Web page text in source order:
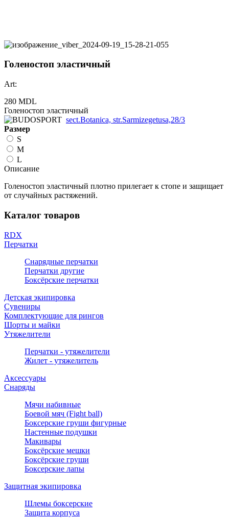
Голеностоп эластичный
Art:
280 MDL
Голеностоп эластичный
sect.Botanica, str.Sarmizegetusa,28/3
Размер
S
M
L
Описание
Голеностоп эластичный плотно прилегает к стопе и защищает
от случайных растяжений.
Каталог товаров
RDX
Перчатки
Снарядные перчатки
Перчатки другие
Боксёрские перчатки
Детская экипировка
Сувениры
Комплектующие для рингов
Шорты и майки
Утяжелители
Перчатки - утяжелители
Жилет - утяжелитель
Аксессуары
Снаряды
Мячи набивные
Боевой мяч (Fight ball)
Боксерские груши фигурные
Настенные подушки
Макивары
Боксёрские мешки
Боксёрские груши
Боксерские лапы
Защитная экипировка
Шлемы боксерские
Защита корпуса